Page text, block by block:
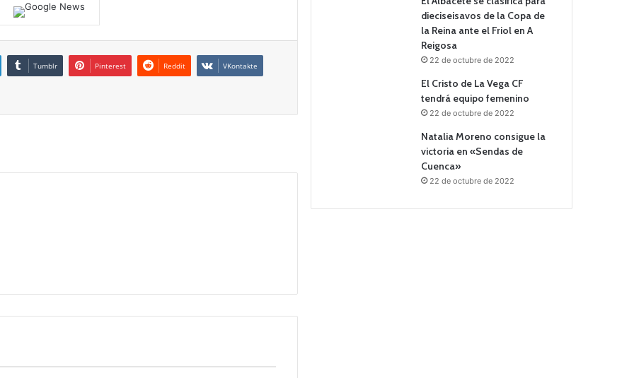
Tumblr Pinterest Reddit VKontakte
dieciseisavos de la Copa de
la Reina ante el Friol en A
Reigosa
22 de octubre de 2022
El Cristo de La Vega CF
tendrá equipo femenino
22 de octubre de 2022
Natalia Moreno consigue la
victoria en «Sendas de
Cuenca»
22 de octubre de 2022